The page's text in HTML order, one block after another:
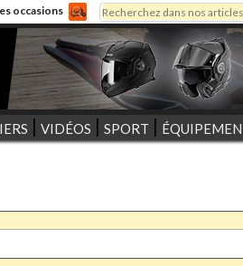
occasions
Formulaire de
Rechercher
VIDÉOS SPORT